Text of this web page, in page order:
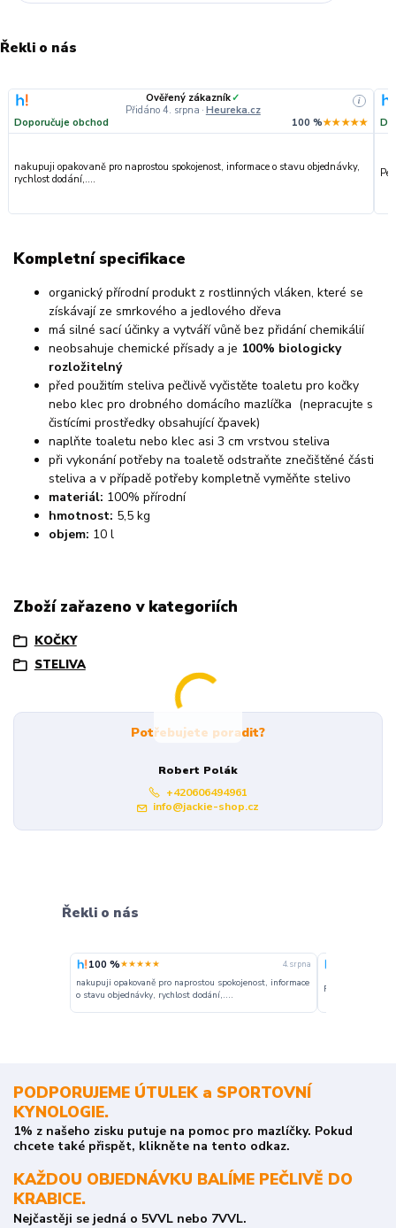
Řekli o nás
Ověřený zákazník✓
Přidáno 4. srpna · Heureka.cz
i
Doporučuje obchod 100 %★★★★★
nakupuji opakovaně pro naprostou spokojenost, informace o stavu objednávky,
rychlost dodání,....
Kompletní specifikace
organický přírodní produkt z rostlinných vláken, které se
získávají ze smrkového a jedlového dřeva
má silné sací účinky a vytváří vůně bez přidání chemikálií
neobsahuje chemické přísady a je 100% biologicky
rozložitelný
před použitím steliva pečlivě vyčistěte toaletu pro kočky
nebo klec pro drobného domácího mazlíčka (nepracujte s
čistícími prostředky obsahující čpavek)
naplňte toaletu nebo klec asi 3 cm vrstvou steliva
při vykonání potřeby na toaletě odstraňte znečištěné části
steliva a v případě potřeby kompletně vyměňte stelivo
materiál: 100% přírodní
hmotnost: 5,5 kg
objem: 10 l
Zboží zařazeno v kategoriích
KOČKY
STELIVA
Potřebujete poradit?
Robert Polák
+420606494961
info@jackie-shop.cz
Řekli o nás
100 %★★★★★ 4. srpna
nakupuji opakovaně pro naprostou spokojenost, informace
o stavu objednávky, rychlost dodání,....
Perfektní
PODPORUJEME ÚTULEK a SPORTOVNÍ
KYNOLOGIE.
1% z našeho zisku putuje na pomoc pro mazlíčky. Pokud
chcete také přispět, klikněte na tento odkaz.
KAŽDOU OBJEDNÁVKU BALÍME PEČLIVĚ DO
KRABICE.
Nejčastěji se jedná o 5VVL nebo 7VVL.